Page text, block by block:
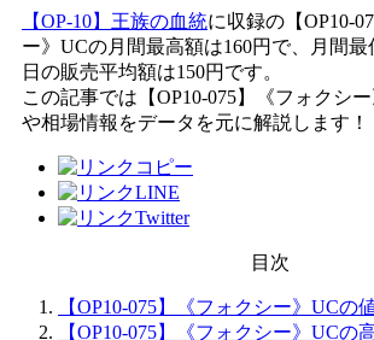
【OP-10】王族の血統に収録の【OP10-
ー》UCの月間最高額は160円で、月間最
日の販売平均額は150円です。
この記事では【OP10-075】《フォクシ
や相場情報をデータを元に解説します！
目次
【OP10-075】《フォクシー》UCの
【OP10-075】《フォクシー》UCの